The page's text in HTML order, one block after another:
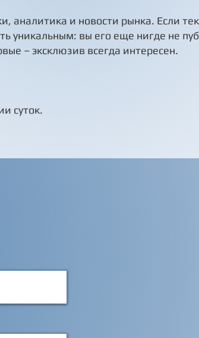
Инверторная сплит-
система+бризер.
аналитика и новости рынка. Если
уникальным: вы его еще нигде не
– эксклюзив всегда интересен.
суток.